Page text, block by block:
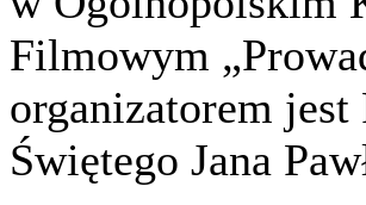
Filmowym
organizatorem jest
Świętego Jana